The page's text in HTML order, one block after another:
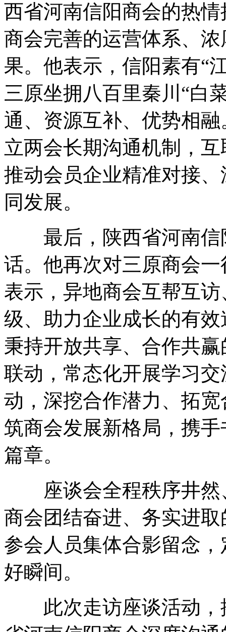
西省河南信阳商会的热
商会完善的运营体系、
果。他表示，信阳素有“
三原坐拥八百里秦川“白
通、资源互补、优势相
立两会长期沟通机制，
推动会员企业精准对接
同发展。
最后，陕西省河南信
话。他再次对三原商会
表示，异地商会互帮互
级、助力企业成长的有
秉持开放共享、合作共
联动，常态化开展学习
动，深挖合作潜力、拓
筑商会发展新格局，携
篇章。
座谈会全程秩序井然
商会团结奋进、务实进
参会人员集体合影留念
好瞬间。
此次走访座谈活动，